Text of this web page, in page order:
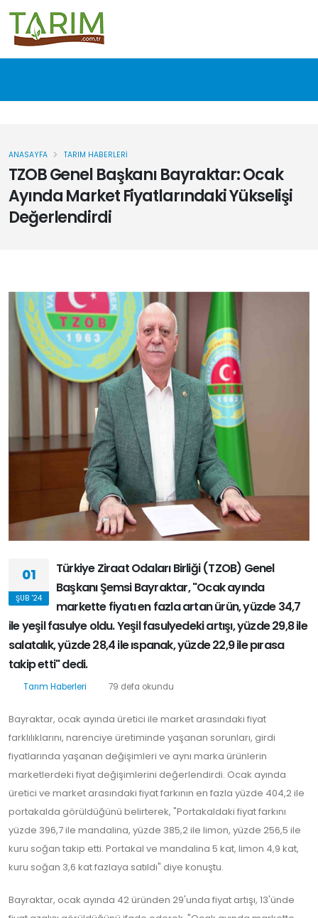
TZOB Genel Başkanı Bayraktar: Ocak
Ayında Market Fiyatlarındaki Yükselişi
Değerlendirdi
ANASAYFA TARIM HABERLERI
01
ŞUB '24
Türkiye Ziraat Odaları Birliği (TZOB) Genel
Başkanı Şemsi Bayraktar, "Ocak ayında
markette fiyatı en fazla artan ürün, yüzde 34,7
ile yeşil fasulye oldu. Yeşil fasulyedeki artışı, yüzde 29,8 ile
salatalık, yüzde 28,4 ile ıspanak, yüzde 22,9 ile pırasa
takip etti" dedi.
Tarım Haberleri 79 defa okundu
Bayraktar, ocak ayında üretici ile market arasındaki fiyat
farklılıklarını, narenciye üretiminde yaşanan sorunları, girdi
fiyatlarında yaşanan değişimleri ve aynı marka ürünlerin
marketlerdeki fiyat değişimlerini değerlendirdi. Ocak ayında
üretici ve market arasındaki fiyat farkının en fazla yüzde 404,2 ile
portakalda görüldüğünü belirterek, "Portakaldaki fiyat farkını
yüzde 396,7 ile mandalina, yüzde 385,2 ile limon, yüzde 256,5 ile
kuru soğan takip etti. Portakal ve mandalina 5 kat, limon 4,9 kat,
kuru soğan 3,6 kat fazlaya satıldı" diye konuştu.
Bayraktar, ocak ayında 42 üründen 29'unda fiyat artışı, 13'ünde